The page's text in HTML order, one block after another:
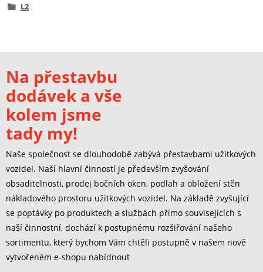
L2
Na přestavbu
dodávek a vše
kolem jsme
tady my!
Naše společnost se dlouhodobě zabývá přestavbami užitkových
vozidel. Naší hlavní činností je především zvyšování
obsaditelnosti, prodej bočních oken, podlah a obložení stěn
nákladového prostoru užitkových vozidel. Na základě zvyšující
se poptávky po produktech a službách přímo souvisejících s
naší činnostní, dochází k postupnému rozšiřování našeho
sortimentu, který bychom Vám chtěli postupně v našem nově
vytvořeném e-shopu nabídnout